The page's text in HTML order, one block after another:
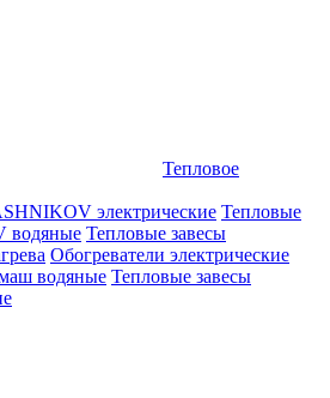
Тепловое
электрические Тепловые
водяные Тепловые завесы
Обогреватели электрические
водяные Тепловые завесы